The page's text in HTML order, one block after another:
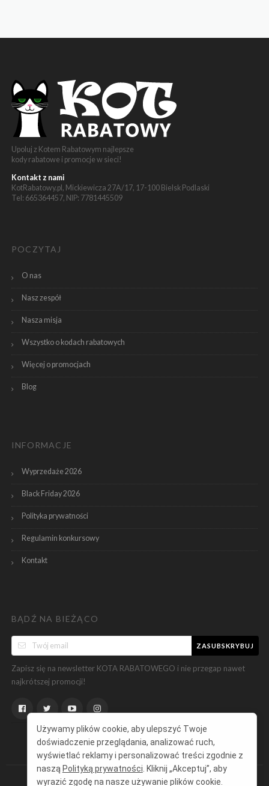
Upoluj z Kotem Rabatowym najlepsze
kody rabatowe i promocje w sieci!
Kontakt z nami
KotRabatowy.pl, Mickiewicza 27A/17, 17-100 Bielsk Podlaski
Tel: 665364457, NIP: 7781445509
POCZYTAJ
O nas
Nasz zespół
Nasza misja
Wszystko o kodach rabatowych
Więcej o promocjach
Blog
INFORMACJE
Wyprzedaże 2026
Black Friday 2026
Polityka prywatności
Regulamin konkursowy
Kontakt
BĄDŹ NA BIEŻĄCO
ZASUBSKRYBUJ
Zapisz się na newsletter KOTA RABATOWEGO i nie przegap nawet
najkrótszej promocji!
Używamy plików cookie, aby ulepszyć Twoje
doświadczenie przeglądania, analizować ruch,
wyświetlać reklamy i personalizować treści zgodnie z
naszą Polityką prywatności . Kliknij „Akceptuj”, aby
wyrazić zgodę na nasze używanie plików cookie.